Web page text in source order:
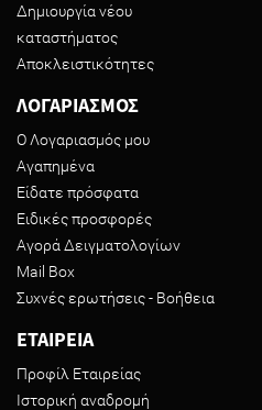
Δημιουργία νέου
καταστήματος
Αποκλειστικότητες
ΛΟΓΑΡΙΑΣΜΟΣ
Ο Λογαριασμός μου
Αγαπημένα
Είδατε πρόσφατα
Ειδικές προσφορές
Αγορά Δειγματολογίων
Mail Box
Συχνές ερωτήσεις - Βοήθεια
ΕΤΑΙΡΕΙΑ
Προφίλ Εταιρείας
Ιστορική αναδρομή